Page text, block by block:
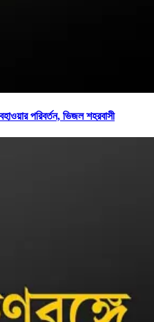
পরিবর্তন, ভিজল শহরবাসী